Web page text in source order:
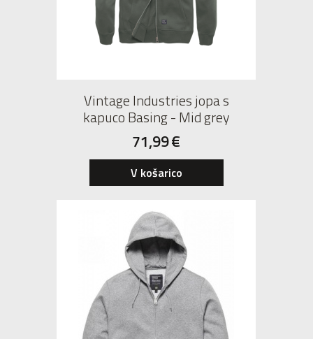
Vintage Industries jopa s
kapuco Basing - Mid grey
71,99€
V košarico